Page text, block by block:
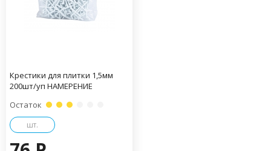
Крестики для плитки 1,5мм
200шт/уп НАМЕРЕНИЕ
Остаток
шт.